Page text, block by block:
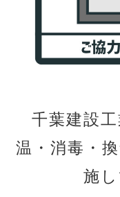
千葉建設
温・消毒・
施